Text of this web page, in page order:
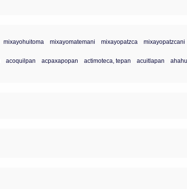
mixayohuitoma mixayomatemani mixayopatzca mixayopatzcani
acoquilpan acpaxapopan actimoteca, tepan acuitlapan